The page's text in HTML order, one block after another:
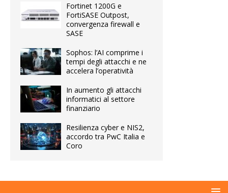
Fortinet 1200G e
FortiSASE Outpost,
convergenza firewall e
SASE
Sophos: l’AI comprime i
tempi degli attacchi e ne
accelera l’operatività
In aumento gli attacchi
informatici al settore
finanziario
Resilienza cyber e NIS2,
accordo tra PwC Italia e
Coro